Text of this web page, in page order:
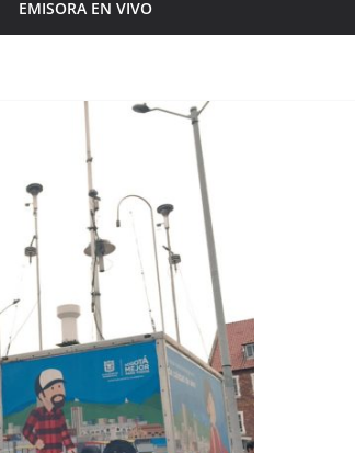
EMISORA EN VIVO